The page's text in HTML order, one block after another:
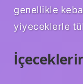
genellikle
yiyeceklerle